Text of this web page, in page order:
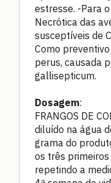
estresse. -Para
Necrótica das
susceptíveis de
Como
perus, causada
gallisepticum.
Dosagem:
FRANGOS DE
diluído na água
grama do
os três
repetindo a